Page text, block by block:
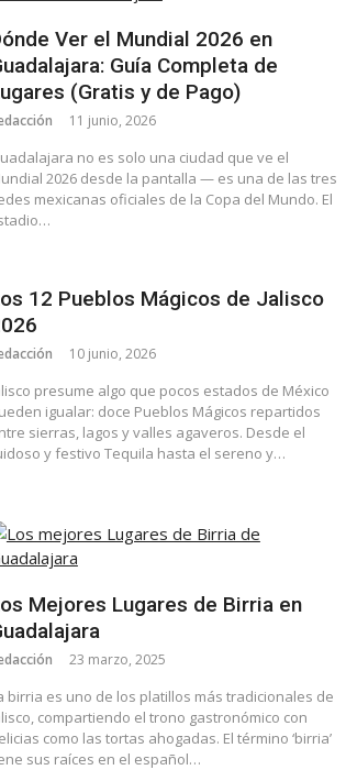
Ver el Mundial 2026 en
Guía Completa de
(Gratis y de Pago)
11 junio, 2026
no es solo una ciudad que ve el
2026 desde la pantalla — es una de las tres
mexicanas oficiales de la Copa del Mundo. El
12 Pueblos Mágicos de Jalisco
10 junio, 2026
presume algo que pocos estados de México
igualar: doce Pueblos Mágicos repartidos
sierras, lagos y valles agaveros. Desde el
y festivo Tequila hasta el sereno y…
Mejores Lugares de Birria en
23 marzo, 2025
birria es uno de los platillos más tradicionales de
compartiendo el trono gastronómico con
como las tortas ahogadas. El término ‘birria’
sus raíces en el español…